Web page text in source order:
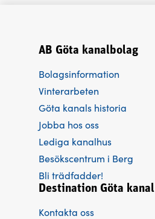
AB Göta kanalbolag
Bolagsinformation
Vinterarbeten
Göta kanals historia
Jobba hos oss
Lediga kanalhus
Besökscentrum i Berg
Bli trädfadder!
Destination Göta kanal
Kontakta oss